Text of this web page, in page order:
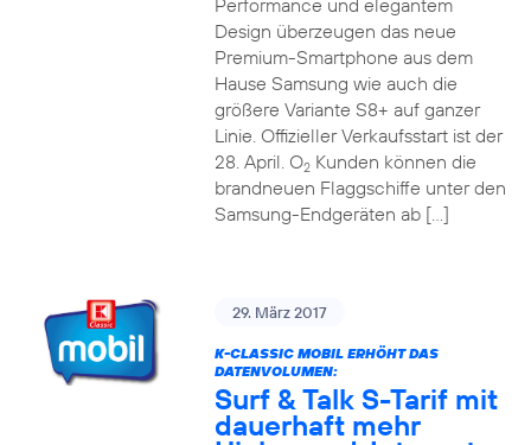
Performance und elegantem
Design überzeugen das neue
Premium-Smartphone aus dem
Hause Samsung wie auch die
größere Variante S8+ auf ganzer
Linie. Offizieller Verkaufsstart ist der
28. April. O2Kunden können die
brandneuen Flaggschiffe unter den
Samsung-Endgeräten ab […]
29. März 2017
K-CLASSIC MOBIL ERHÖHT DAS
DATENVOLUMEN:
Surf & Talk S-Tarif mit
dauerhaft mehr